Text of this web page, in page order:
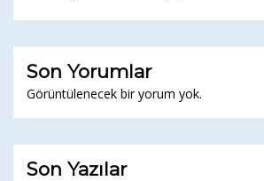
Son Yorumlar
Görüntülenecek bir yorum yok.
Son Yazılar